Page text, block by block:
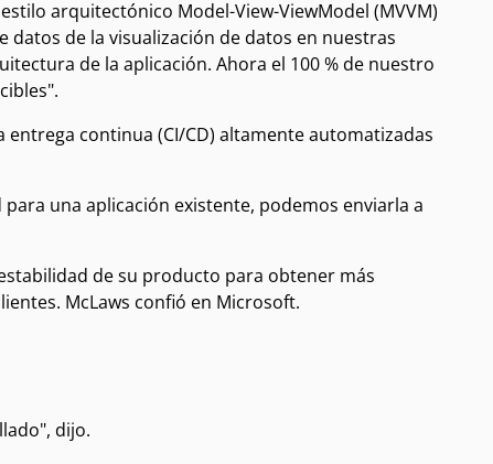
arquitectónico Model-View-ViewModel (MVVM)
datos de la visualización de datos en nuestras
de la aplicación. Ahora el 100 % de nuestro
continua (CI/CD) altamente automatizadas
una aplicación existente, podemos enviarla a
de su producto para obtener más
McLaws confió en Microsoft.
dijo.